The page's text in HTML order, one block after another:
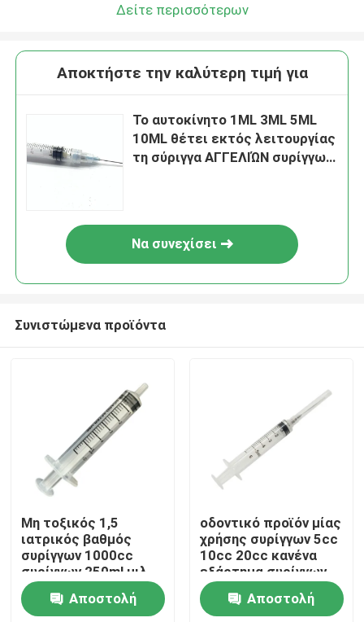
Αρχική Σελίδα
Προϊόντα
Σχετικά με εμάς
Δείτε περισσότερων
Αποκτήστε την καλύτερη τιμή για
Το αυτοκίνητο 1ML 3ML 5ML
10ML θέτει εκτός λειτουργίας
τη σύριγγα ΑΓΓΕΛΙΏΝ συρίγγων
Να συνεχίσει
Συνιστώμενα προϊόντα
Μη τοξικός 1,5
ιατρικός βαθμός
συρίγγων 1000cc
συρίγγων 250ml μιλ.
προφορικός
Αποστολή
οδοντικό προϊόν μίας
χρήσης συρίγγων 5cc
10cc 20cc κανένα
εξάρτημα συρίγγων
βελόνων
Αποστολή